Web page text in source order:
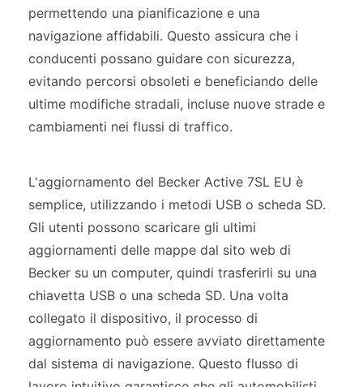
permettendo una pianificazione e una
navigazione affidabili. Questo assicura che i
conducenti possano guidare con sicurezza,
evitando percorsi obsoleti e beneficiando delle
ultime modifiche stradali, incluse nuove strade e
cambiamenti nei flussi di traffico.
L'aggiornamento del Becker Active 7SL EU è
semplice, utilizzando i metodi USB o scheda SD.
Gli utenti possono scaricare gli ultimi
aggiornamenti delle mappe dal sito web di
Becker su un computer, quindi trasferirli su una
chiavetta USB o una scheda SD. Una volta
collegato il dispositivo, il processo di
aggiornamento può essere avviato direttamente
dal sistema di navigazione. Questo flusso di